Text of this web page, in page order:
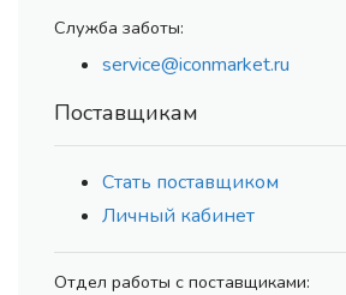
Служба заботы:
service@iconmarket.ru
Поставщикам
Стать поставщиком
Личный кабинет
Отдел работы с поставщиками: